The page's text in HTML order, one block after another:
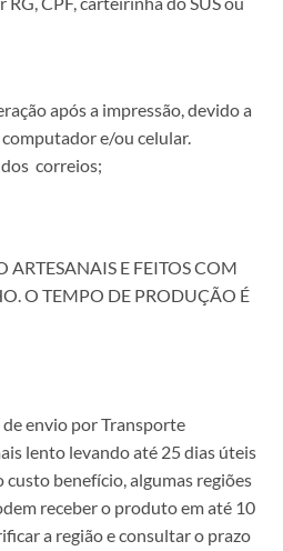
após a impressão, devido a
e/ou celular.
correios;
ARTESANAIS E FEITOS COM
O TEMPO DE PRODUÇÃO É
envio por Transporte
lento levando até 25 dias úteis
benefício, algumas regiões
receber o produto em até 10
a região e consultar o prazo